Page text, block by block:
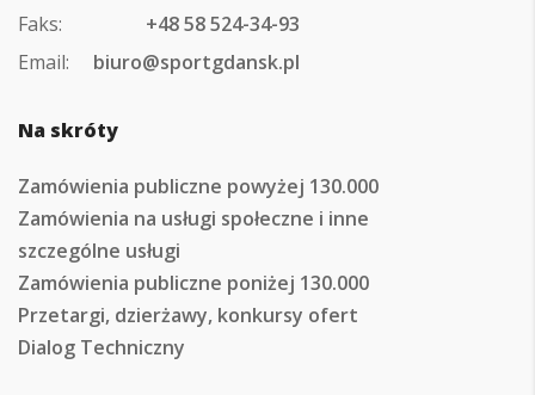
Faks:
+48 58 524-34-93
Email:
biuro@sportgdansk.pl
Na skróty
Zamówienia publiczne powyżej 130.000
Zamówienia na usługi społeczne i inne
szczególne usługi
Zamówienia publiczne poniżej 130.000
Przetargi, dzierżawy, konkursy ofert
Dialog Techniczny